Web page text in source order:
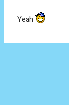
Yeah